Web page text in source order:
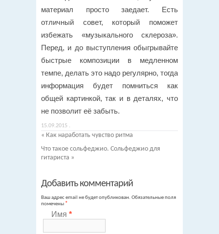
материал просто заедает. Есть
отличный совет, который поможет
избежать «музыкального склероза».
Перед, и до выступления обыгрывайте
быстрые композиции в медленном
темпе, делать это надо регулярно, тогда
информация будет помниться как
общей картинкой, так и в деталях, что
не позволит её забыть.
15.09.2015 .
« Как наработать чувство ритма
Что такое сольфеджио. Сольфеджио для
гитариста »
Добавить комментарий
Ваш адрес email не будет опубликован. Обязательные поля
помечены *
Имя *